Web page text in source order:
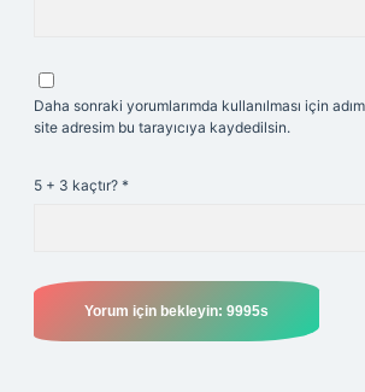
Daha sonraki yorumlarımda kullanılması için
site adresim bu tarayıcıya kaydedilsin.
5 + 3 kaçtır? *